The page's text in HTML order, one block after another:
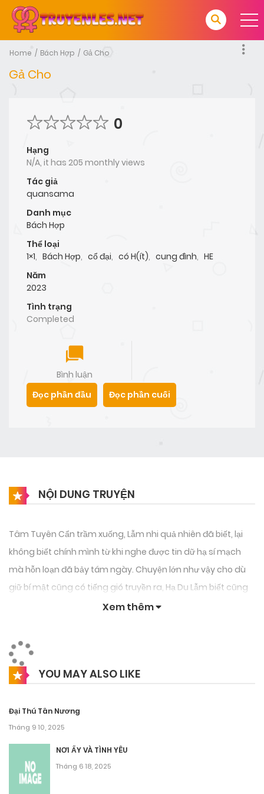
Home Bách Hợp Gả Cho
Gả Cho
0
Hạng
N/A, it has 205 monthly views
Tác giả
quansama
Danh mục
Bách Hợp
Thể loại
1×1, Bách Hợp, cổ đại, có H(ít), cung đình, HE
Năm
2023
Tình trạng
Completed
Bình luận
Đọc phần đầu
Đọc phần cuối
NỘI DUNG TRUYỆN
Tâm Tuyên Cẩn trầm xuống, Lẫm nhi quả nhiên đã biết, lại
không biết chính mình từ khi nghe được tin dữ hạ sí mạch
mà hỗn loạn đã bảy tám ngày. Chuyện lớn như vậy cho dù
giữ bí mật cũng có tiếng gió truyền ra, Hạ Du Lẫm biết cũng
không kỳ quái. Tuyên Cẩn vẫn không đáp, chờ Hạ Du Lẫm nói
Quả nhiên nghe Hạ Du Lẫm nói: “Trẫm nghe nói hoàng thúc
chiến đấu kịch liệt cùng loạn thần tặc tử nửa tháng có thừa,
rốt cục lấy được toàn thắng, đáng tiếc thời điểm cuối cùng
lòng nhất thời sợ hãi, đồng thời nghĩ đến Hạ Sí Mạch đã chết,
đau lòng, nước mắt không tiếng động chảy xuống.
Xem thêm
YOU MAY ALSO LIKE
Đại Thú Tân Nương
Tháng 9 10, 2025
NƠI ẤY VÀ TÌNH YÊU
Tháng 6 18, 2025